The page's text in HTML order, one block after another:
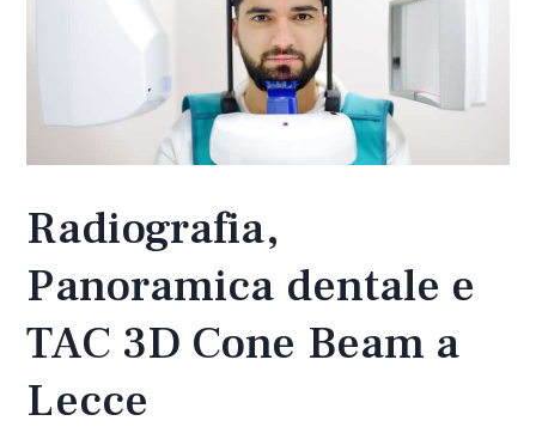
CONVENZIONI
CONTATTI
PRENOTA
Radiografia,
Panoramica dentale e
TAC 3D Cone Beam a
Lecce